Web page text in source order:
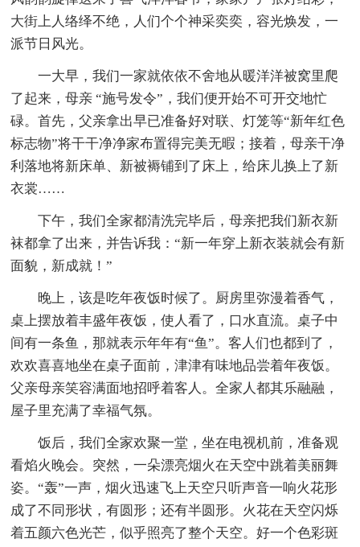
大街上人络绎不绝，人们个个神采奕奕，容光焕发，一
派节日风光。
一大早，我们一家就依依不舍地从暖洋洋被窝里爬
了起来，母亲 “施号发令”，我们便开始不可开交地忙
碌。首先，父亲拿出早已准备好对联、灯笼等“新年红色
标志物”将干干净净家布置得完美无暇；接着，母亲干净
利落地将新床单、新被褥铺到了床上，给床儿换上了新
衣裳……
下午，我们全家都清洗完毕后，母亲把我们新衣新
袜都拿了出来，并告诉我：“新一年穿上新衣装就会有新
面貌，新成就！”
晚上，该是吃年夜饭时候了。厨房里弥漫着香气，
桌上摆放着丰盛年夜饭，使人看了，口水直流。桌子中
间有一条鱼，那就表示年年有“鱼”。客人们也都到了，
欢欢喜喜地坐在桌子面前，津津有味地品尝着年夜饭。
父亲母亲笑容满面地招呼着客人。全家人都其乐融融，
屋子里充满了幸福气氛。
饭后，我们全家欢聚一堂，坐在电视机前，准备观
看焰火晚会。突然，一朵漂亮烟火在天空中跳着美丽舞
姿。“轰”一声，烟火迅速飞上天空只听声音一响火花形
成了不同形状，有圆形；还有半圆形。火花在天空闪烁
着五颜六色光芒，似乎照亮了整个天空。好一个色彩斑